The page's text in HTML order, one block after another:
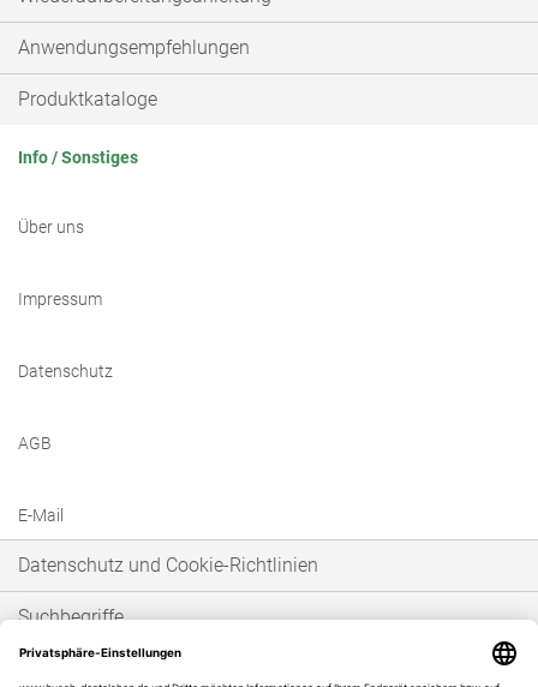
Anwendungsempfehlungen
Produktkataloge
Info / Sonstiges
Über uns
Impressum
Datenschutz
AGB
E-Mail
Datenschutz und Cookie-Richtlinien
Suchbegriffe